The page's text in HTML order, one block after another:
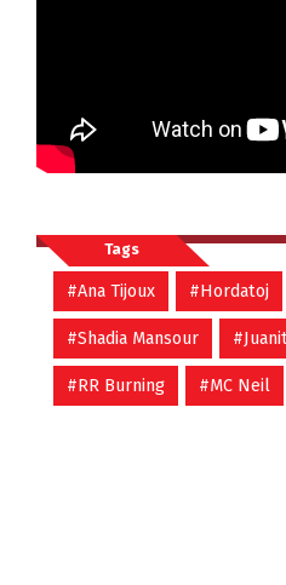
Tags
#Ana Tijoux #Hordatoj
#Shadia Mansour
#RR Burning #MC Neil